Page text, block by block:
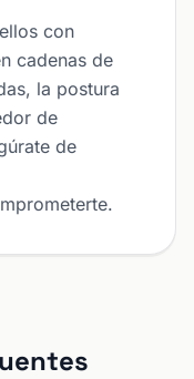
con
cadenas de
la postura
de
de